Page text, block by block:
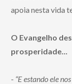
apoia nesta vida
O Evangelho
prosperidade...
- “E estando ele